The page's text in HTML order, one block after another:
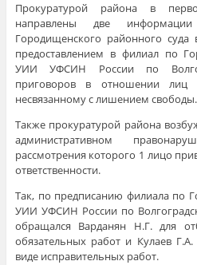
Прокуратурой района в
направлены две
Городищенского районного
предоставлением в филиал по
УИИ УФСИН России по
приговоров в отношении лиц
несвязанному с лишением свободы.
Также прокуратурой района
административном
рассмотрения которого 1 лицо
ответственности.
Так, по предписанию филиала по
УИИ УФСИН России по
обращался Варданян Н.Г. для
обязательных работ и Кулаев
виде исправительных работ.